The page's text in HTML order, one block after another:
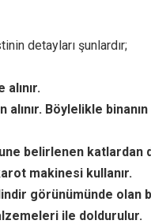
detayları şunlardır;
Böylelikle
belirlenen katlardan
makinesi kullanır.
görünümünde olan
ile doldurulur.